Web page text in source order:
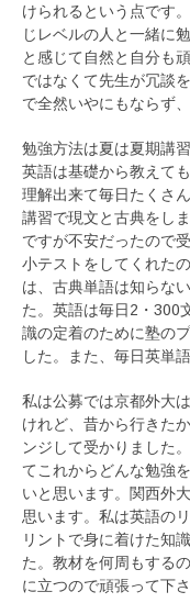
けられるという点です
じレベルの人と一緒に
と感じて自然と自分も
ではなくて先生が冗談
で全然いやにもならず
勉強方法は夏は夏期講
英語は基礎から教えて
理解出来て毎日たくさ
講習で現文と古典をし
ですが不安だったので
小テストをしてくれた
は、古典単語は知らな
た。英語は毎日2・300
識の定着のために塾の
した。また、毎日英単
私は公募では京都外大
けれど、昔から行きた
ンジして受かりました
てこれからどんな勉強
いと思います。関西外
思います。私は英語の
リントで身に着けた知
た。教材を何周もする
に立つので頑張って下さ